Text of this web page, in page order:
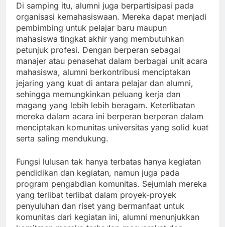
Di samping itu, alumni juga berpartisipasi pada
organisasi kemahasiswaan. Mereka dapat menjadi
pembimbing untuk pelajar baru maupun
mahasiswa tingkat akhir yang membutuhkan
petunjuk profesi. Dengan berperan sebagai
manajer atau penasehat dalam berbagai unit acara
mahasiswa, alumni berkontribusi menciptakan
jejaring yang kuat di antara pelajar dan alumni,
sehingga memungkinkan peluang kerja dan
magang yang lebih lebih beragam. Keterlibatan
mereka dalam acara ini berperan berperan dalam
menciptakan komunitas universitas yang solid kuat
serta saling mendukung.
Fungsi lulusan tak hanya terbatas hanya kegiatan
pendidikan dan kegiatan, namun juga pada
program pengabdian komunitas. Sejumlah mereka
yang terlibat terlibat dalam proyek-proyek
penyuluhan dan riset yang bermanfaat untuk
komunitas dari kegiatan ini, alumni menunjukkan